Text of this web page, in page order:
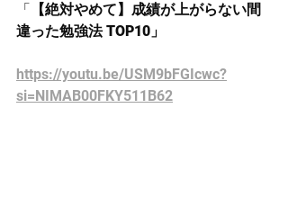
「 【絶対やめて】成績が上がらない間
違った勉強法 TOP10」
https://youtu.be/USM9bFGIcwc?
si=NIMAB00FKY511B62